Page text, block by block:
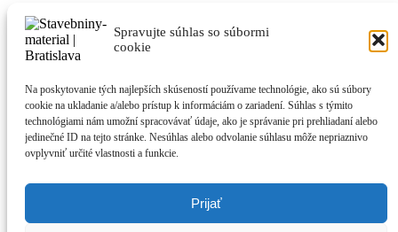
Spravujte súhlas so súbormi
cookie
Na poskytovanie tých najlepších skúseností používame technológie, ako sú súbory
cookie na ukladanie a/alebo prístup k informáciám o zariadení. Súhlas s týmito
technológiami nám umožní spracovávať údaje, ako je správanie pri prehliadaní alebo
jedinečné ID na tejto stránke. Nesúhlas alebo odvolanie súhlasu môže nepriaznivo
ovplyvniť určité vlastnosti a funkcie.
Prijať